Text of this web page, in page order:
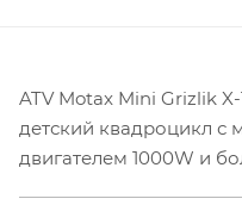
ATV Motax Mini Grizlik
детский квадроцикл
двигателем 1000W и